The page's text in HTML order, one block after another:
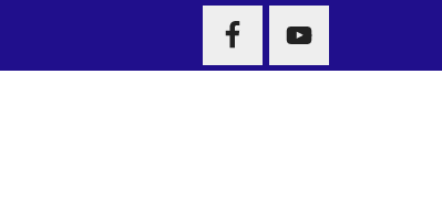
NAV
WIDGET